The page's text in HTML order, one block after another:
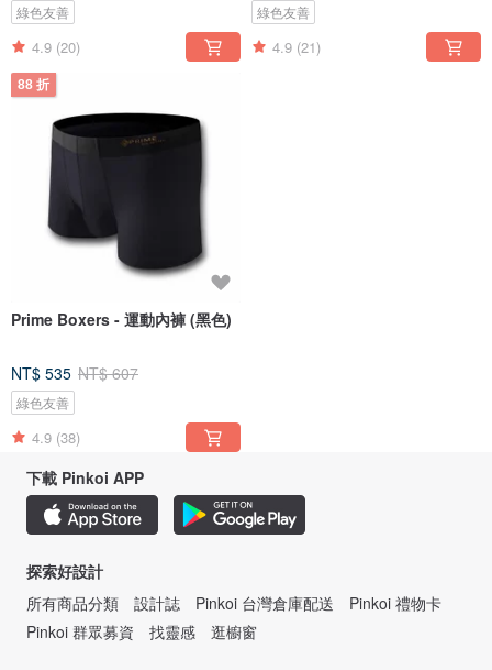
綠色友善
4.9 (20)
綠色友善
4.9 (21)
88 折
Prime Boxers - 運動內褲 (黑色)
NT$ 535 NT$ 607
綠色友善
4.9 (38)
下載 Pinkoi APP
探索好設計
所有商品分類
設計誌 Pinkoi 台灣倉庫配送
Pinkoi 禮物卡
Pinkoi 群眾募資
找靈感 逛櫥窗